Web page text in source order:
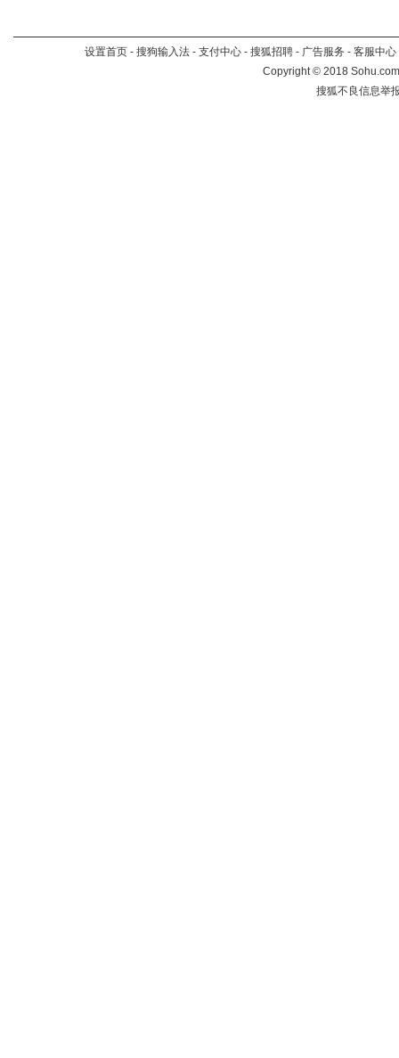
设置首页 - 搜狗输入法 - 支付中心 - 搜狐招聘 - 广告服务 - 客服中心
Copyright©2018
搜狐不良信息举